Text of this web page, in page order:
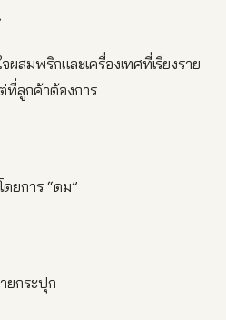
สมพริกและเครื่องเทศที่เรียงราย
ลูกค้าต้องการ
ดยการ “ดม”
ยกระปุก